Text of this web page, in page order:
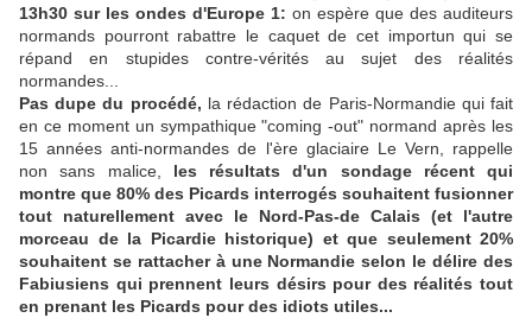
13h30 sur les ondes d'Europe 1: on espère que des auditeurs
normands pourront rabattre le caquet de cet importun qui se
répand en stupides contre-vérités au sujet des réalités
normandes...
Pas dupe du procédé, la rédaction de Paris-Normandie qui fait
en ce moment un sympathique "coming -out" normand après les
15 années anti-normandes de l'ère glaciaire Le Vern, rappelle
non sans malice, les résultats d'un sondage récent qui
montre que 80% des Picards interrogés souhaitent fusionner
tout naturellement avec le Nord-Pas-de Calais (et l'autre
morceau de la Picardie historique) et que seulement 20%
souhaitent se rattacher à une Normandie selon le délire des
Fabiusiens qui prennent leurs désirs pour des réalités tout
en prenant les Picards pour des idiots utiles...